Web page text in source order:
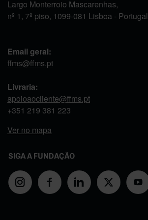
Largo Monterroio Mascarenhas,
nº 1, 7º piso, 1099-081 Lisboa - Portugal
Email geral:
ffms@ffms.pt
Livraria:
apoioaocliente@ffms.pt
+351 219 381 223
Ver no mapa
SIGA A FUNDAÇÃO